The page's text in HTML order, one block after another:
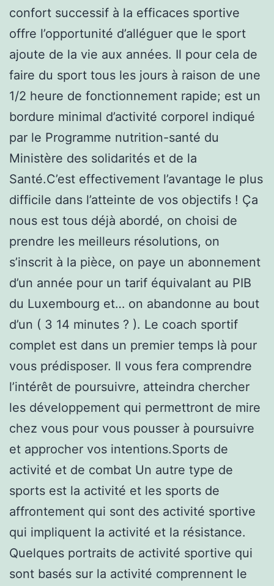
confort successif à la efficaces sportive
offre l’opportunité d’alléguer que le sport
ajoute de la vie aux années. Il pour cela de
faire du sport tous les jours à raison de une
1/2 heure de fonctionnement rapide; est un
bordure minimal d’activité corporel indiqué
par le Programme nutrition-santé du
Ministère des solidarités et de la
Santé.C’est effectivement l’avantage le plus
difficile dans l’atteinte de vos objectifs ! Ça
nous est tous déjà abordé, on choisi de
prendre les meilleurs résolutions, on
s’inscrit à la pièce, on paye un abonnement
d’un année pour un tarif équivalant au PIB
du Luxembourg et… on abandonne au bout
d’un ( 3 14 minutes ? ). Le coach sportif
complet est dans un premier temps là pour
vous prédisposer. Il vous fera comprendre
l’intérêt de poursuivre, atteindra chercher
les développement qui permettront de mire
chez vous pour vous pousser à poursuivre
et approcher vos intentions.Sports de
activité et de combat Un autre type de
sports est la activité et les sports de
affrontement qui sont des activité sportive
qui impliquent la activité et la résistance.
Quelques portraits de activité sportive qui
sont basés sur la activité comprennent le